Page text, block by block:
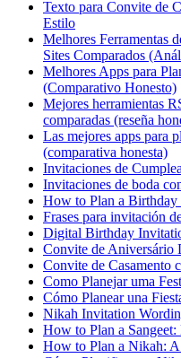
Texto para Convite de
Estilo
Melhores Ferramentas
Sites Comparados
Melhores Apps para
(Comparativo Honesto)
Mejores herramientas
comparadas (reseña
Las mejores apps para
(comparativa honesta)
Invitaciones de
Invitaciones de boda
How to Plan a
Frases para invitación
Digital Birthday
Convite de Aniversário
Convite de Casamento
Como Planejar uma
Cómo Planear una
Nikah Invitation
How to Plan a
How to Plan a Nikah: